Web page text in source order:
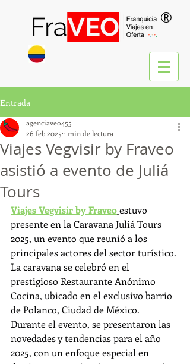
®
Entrada
Viajes Vegvisir by Fraveo
asistió a evento de Juliá
Tours
agenciaveo455
26 feb 2025 1 min de lectura
Viajes Vegvisir by Fraveoestuvo
presente en la Caravana Juliá Tours
2025, un evento que reunió a los
principales actores del sector turístico.
La caravana se celebró en el
prestigioso Restaurante Anónimo
Cocina, ubicado en el exclusivo barrio
de Polanco, Ciudad de México.
Durante el evento, se presentaron las
novedades y tendencias para el año
2025, con un enfoque especial en